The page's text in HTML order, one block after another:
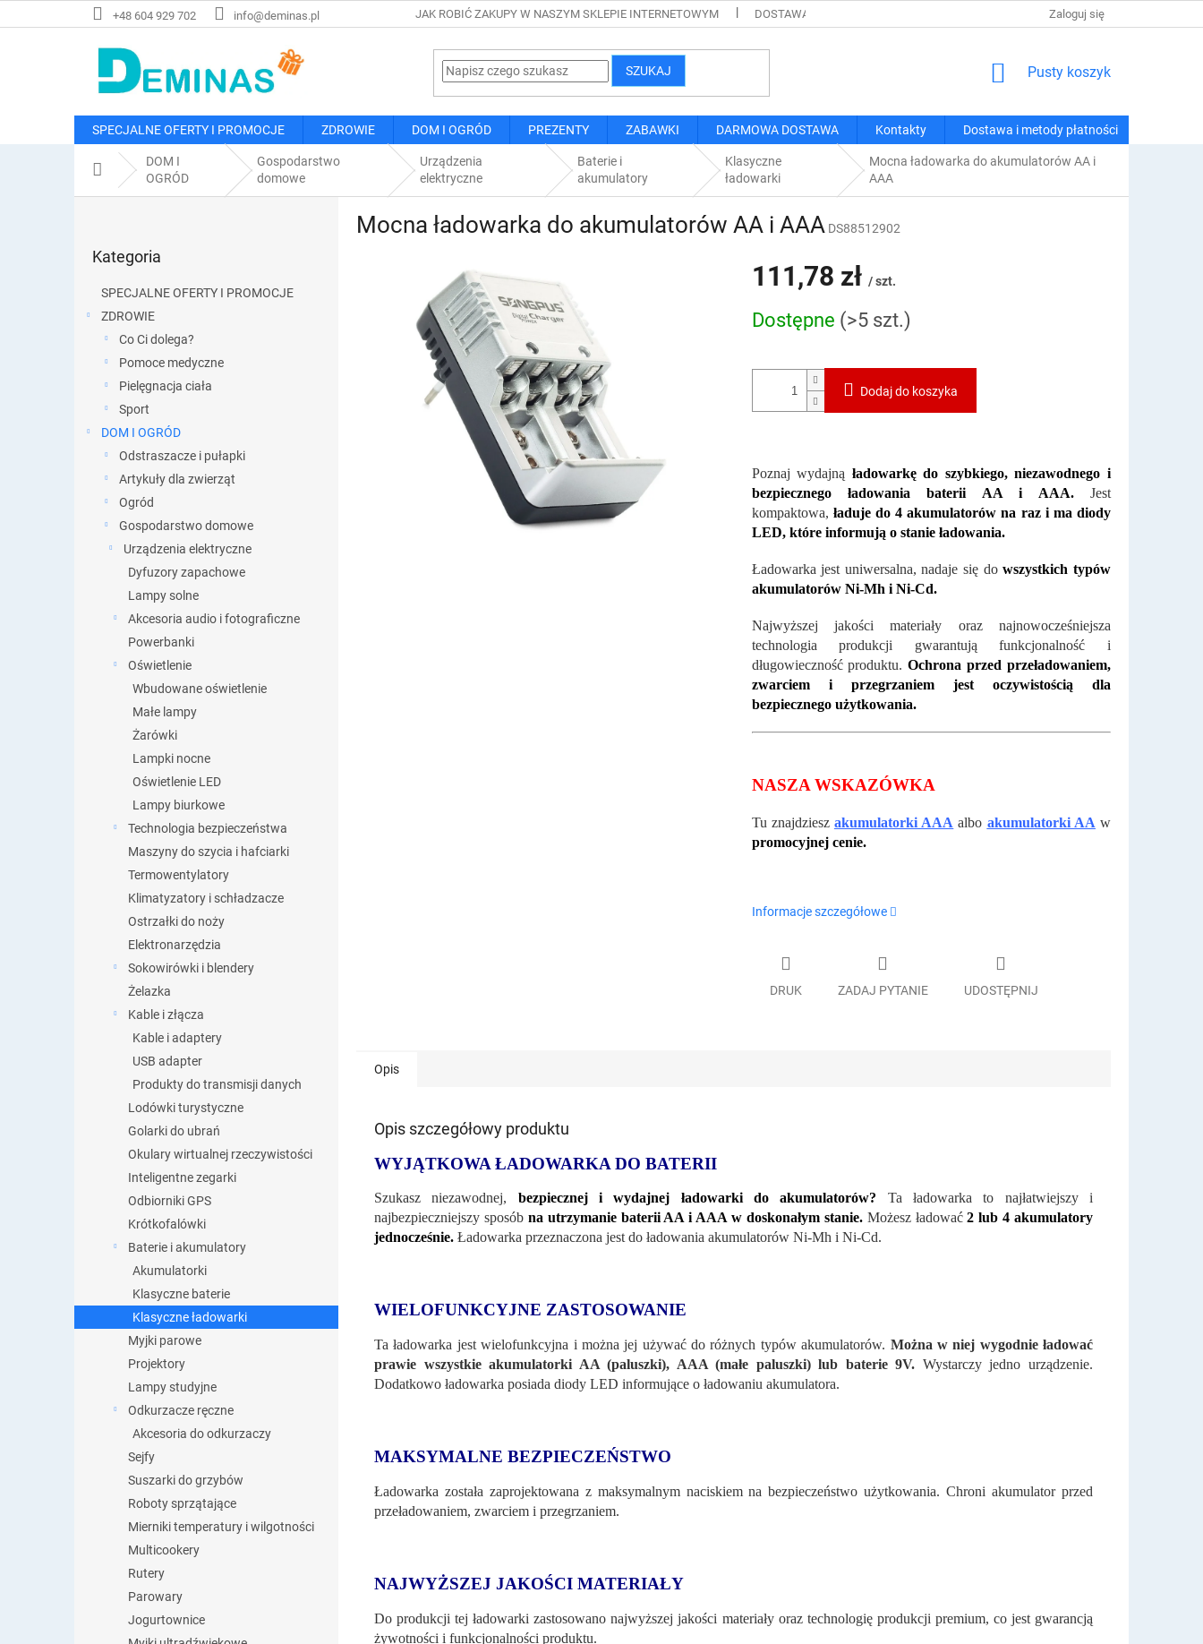
do
+48 604 929 702 info@deminas.pl JAK ROBIĆ ZAKUPY W NASZYM SKLEPIE INTERNETOWYM DOSTAWA I METODY PŁATNOŚCI REGULAMIN ZAKUPÓW
Zaloguj się
SZUKAJ KOSZYK
Pusty koszyk
SPECJALNE OFERTY I PROMOCJE ZDROWIE DOM I OGRÓD PREZENTY ZABAWKI DARMOWA DOSTAWA Kontakty Dostawa i metody płatności
Home
DOM I
OGRÓD
Gospodarstwo
domowe
Urządzenia
elektryczne
Baterie i
akumulatory
Klasyczne
ładowarki
Mocna ładowarka do akumulatorów AA i
AAA
kategorie
Kategoria
SPECJALNE OFERTY I PROMOCJE
ZDROWIE
Co Ci dolega?
Pomoce medyczne
Pielęgnacja ciała
Sport
DOM I OGRÓD
Odstraszacze i pułapki
Artykuły dla zwierząt
Ogród
Gospodarstwo domowe
Urządzenia elektryczne
Dyfuzory zapachowe
Lampy solne
Akcesoria audio i fotograficzne
Powerbanki
Oświetlenie
Wbudowane oświetlenie
Małe lampy
Żarówki
Lampki nocne
Oświetlenie LED
Lampy biurkowe
Technologia bezpieczeństwa
Maszyny do szycia i hafciarki
Termowentylatory
Klimatyzatory i schładzacze
Ostrzałki do noży
Elektronarzędzia
Sokowirówki i blendery
Żelazka
Kable i złącza
Kable i adaptery
USB adapter
Produkty do transmisji danych
Lodówki turystyczne
Golarki do ubrań
Okulary wirtualnej rzeczywistości
Inteligentne zegarki
Odbiorniki GPS
Krótkofalówki
Baterie i akumulatory
Akumulatorki
Klasyczne baterie
Klasyczne ładowarki
Myjki parowe
Projektory
Lampy studyjne
Odkurzacze ręczne
Akcesoria do odkurzaczy
Sejfy
Suszarki do grzybów
Roboty sprzątające
Mierniki temperatury i wilgotności
Multicookery
Rutery
Parowary
Jogurtownice
Mocna ładowarka do akumulatorów AA i AAA DS88512902
111,78 zł / szt.
jednostkowa:
Dostępne (>5 szt.)
Dodaj do koszyka
Poznaj wydajną ładowarkę do szybkiego, niezawodnego i
bezpiecznego ładowania baterii AA i AAA.
Jest
kompaktowa, ładuje do 4 akumulatorów na raz i ma diody
LED, które informują o stanie ładowania.
Ładowarka jest uniwersalna, nadaje się dowszystkich typów
akumulatorów Ni-Mh i Ni-Cd.
Najwyższej jakości materiały oraz najnowocześniejsza
technologia produkcji gwarantują funkcjonalność i
długowieczność produktu.Ochrona przed przeładowaniem,
zwarciem i przegrzaniem jest oczywistością dla
bezpiecznego użytkowania.
NASZA WSKAZÓWKA
Tu znajdziesz akumulatorki AAA albo akumulatorki AAw
promocyjnej cenie.
Informacje szczegółowe
DRUK ZADAJ PYTANIE UDOSTĘPNIJ
Opis
Opis szczegółowy produktu
WYJĄTKOWA ŁADOWARKA DO BATERII
Szukasz niezawodnej, bezpiecznej i wydajnej ładowarki do akumulatorów? Ta ładowarka to najłatwiejszy i
najbezpieczniejszy sposób na utrzymanie baterii AA i AAA w doskonałym stanie.Możesz ładować2 lub 4 akumulatory
jednocześnie. Ładowarka przeznaczona jest do ładowania akumulatorów Ni-Mh i Ni-Cd.
WIELOFUNKCYJNE ZASTOSOWANIE
Ta ładowarka jest wielofunkcyjna i można jej używać do różnych typów akumulatorów. Można w niej wygodnie ładować
prawie wszystkie akumulatorki AA (paluszki), AAA (małe paluszki) lub baterie 9V. Wystarczy jedno urządzenie.
Dodatkowo ładowarka posiada diody LED informujące o ładowaniu akumulatora.
MAKSYMALNE BEZPIECZEŃSTWO
Ładowarka została zaprojektowana z maksymalnym naciskiem na bezpieczeństwo użytkowania. Chroni akumulator przed
przeładowaniem, zwarciem i przegrzaniem.
NAJWYŻSZEJ JAKOŚCI MATERIAŁY
Do produkcji tej ładowarki zastosowano najwyższej jakości materiały oraz technologię produkcji premium, co jest gwarancją
żywotności i funkcjonalności produktu.